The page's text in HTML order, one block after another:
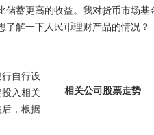
蓄更高的收益。我对货币市场基
解一下人民币理财产品的情况？
相关公司股票走势
自行设
入相关
，根据